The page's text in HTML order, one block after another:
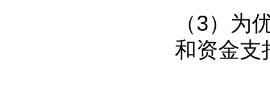
（3）为
和资金支